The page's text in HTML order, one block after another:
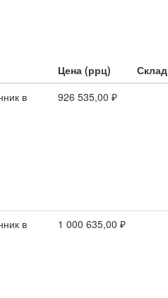
Цена (ррц) Склад
в
926 535,00 ₽
в
1 000 635,00 ₽